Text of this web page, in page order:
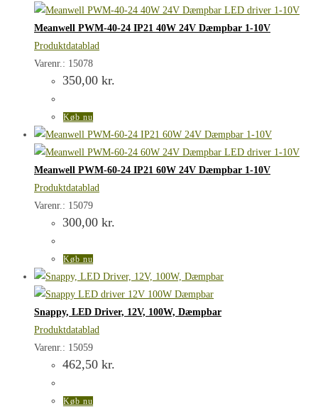
Meanwell PWM-40-24 IP21 40W 24V Dæmpbar 1-10V
Produktdatablad
Varenr.: 15078
350,00 kr.
Køb nu
Meanwell PWM-60-24 IP21 60W 24V Dæmpbar 1-10V
Produktdatablad
Varenr.: 15079
300,00 kr.
Køb nu
Snappy, LED Driver, 12V, 100W, Dæmpbar
Produktdatablad
Varenr.: 15059
462,50 kr.
Køb nu